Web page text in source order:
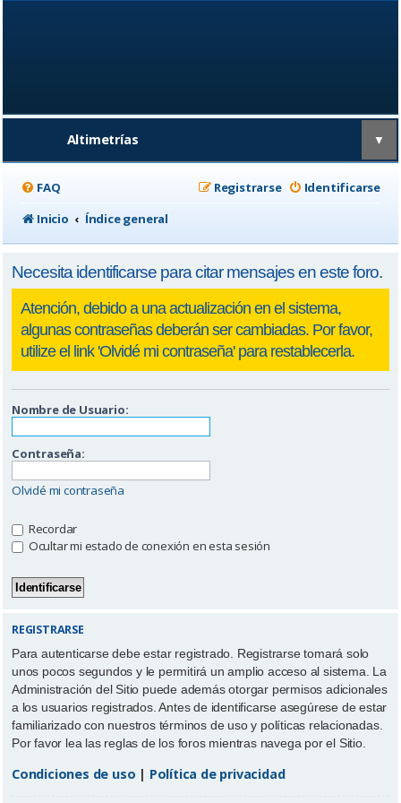
Altimetrías ▼
FAQ Identificarse
Registrarse
Inicio
Índice general
Necesita identificarse para citar mensajes en este foro.
Nombre de Usuario:
Contraseña:
Olvidé mi contraseña
Recordar
Ocultar mi estado de conexión en esta sesión
REGISTRARSE
Para autenticarse debe estar registrado. Registrarse tomará solo
unos pocos segundos y le permitirá un amplio acceso al sistema. La
Administración del Sitio puede además otorgar permisos adicionales
a los usuarios registrados. Antes de identificarse asegúrese de estar
familiarizado con nuestros términos de uso y políticas relacionadas.
Por favor lea las reglas de los foros mientras navega por el Sitio.
Condiciones de uso | Política de privacidad